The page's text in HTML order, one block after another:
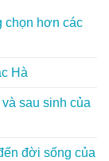
chọn hơn các
Hà
sau sinh của
đời sống của